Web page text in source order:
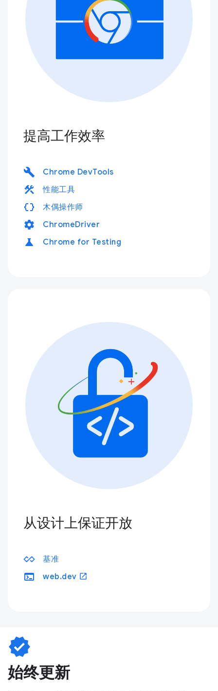
提高工作效率
build Chrome DevTools
construction 性能工具
data_object 木偶操作师
settings ChromeDriver
science Chrome for Testing
从设计上保证开放
基准
terminal web.dev open_in_new
verified
始终更新